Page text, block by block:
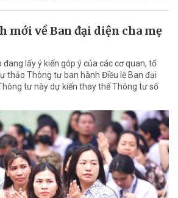
mới về Ban đại diện cha mẹ
đang lấy ý kiến góp ý của các cơ quan, tổ
thảo Thông tư ban hành Điều lệ Ban đại
tư này dự kiến thay thế Thông tư số